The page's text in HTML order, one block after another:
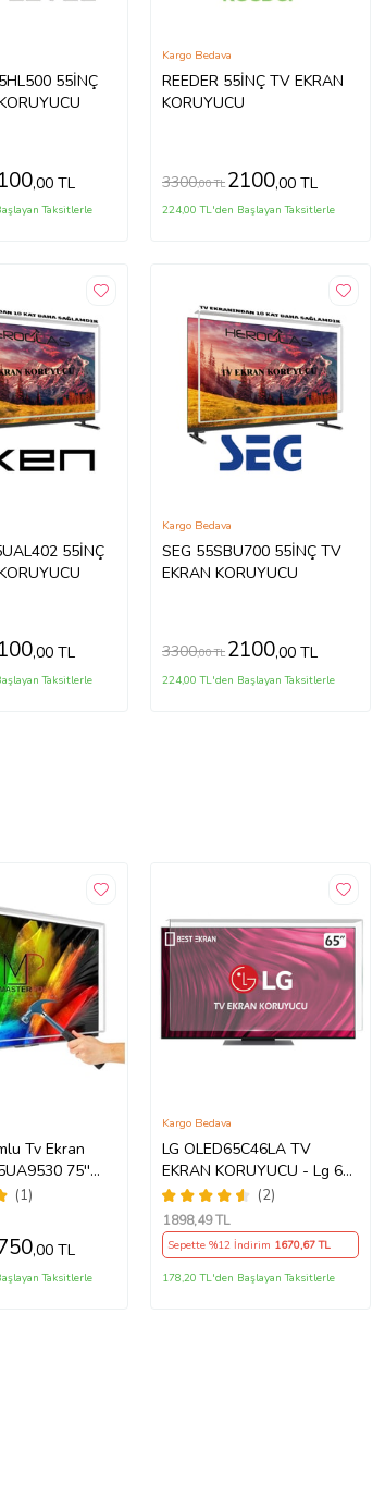
,00 TL
Taksitlerle
REEDER 55İNÇ TV EKRAN
KORUYUCU
Kargo Bedava
3300,00 TL 2100,00 TL
224,00 TL'den Başlayan Taksitlerle
55İNÇ
,00 TL
Taksitlerle
SEG 55SBU700 55İNÇ TV
EKRAN KORUYUCU
Kargo Bedava
3300,00 TL 2100,00 TL
224,00 TL'den Başlayan Taksitlerle
Tv Ekran
75''
Smart Android
(1)
,00 TL
Taksitlerle
LG OLED65C46LA TV
EKRAN KORUYUCU - Lg 65"
inç 4k Oled Evo Ekran
Koruyucu
(2)
Kargo Bedava
1898,49 TL
Sepette %12 İndirim 1670,67 TL
178,20 TL'den Başlayan Taksitlerle